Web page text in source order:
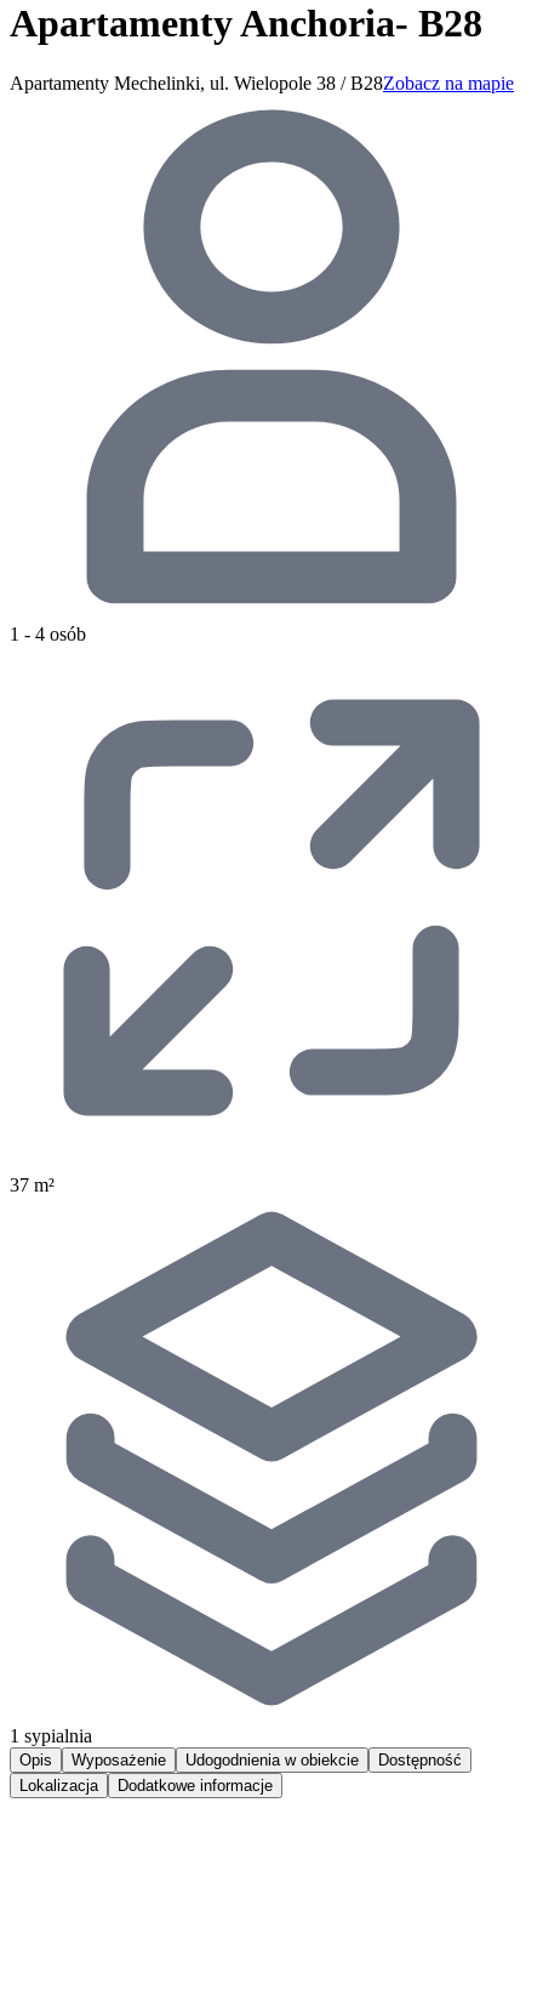
Apartamenty Anchoria- B28
Apartamenty Mechelinki, ul. Wielopole 38 / B28Zobacz na mapie
1 - 4 osób
37 m²
1 sypialnia
Opis Wyposażenie Udogodnienia w obiekcie
Dostępność
Lokalizacja
Dodatkowe informacje